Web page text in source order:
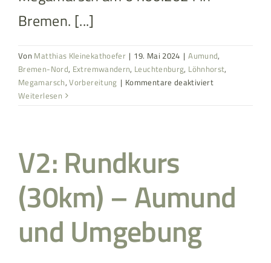
Bremen. [...]
Von Matthias Kleinekathoefer | 19. Mai 2024 | Aumund,
Bremen-Nord, Extremwandern, Leuchtenburg, Löhnhorst,
Megamarsch,Vorbereitung | Kommentare deaktiviertfür
Weiterlesen
V2: Rundkurs
(30km) – Aumund
und Umgebung